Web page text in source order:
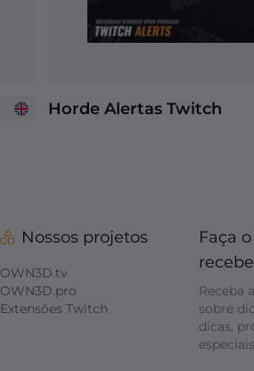
Horde Alertas Twitch
Nossos projetos
OWN3D.tv
OWN3D.pro
Extensões Twitch
Faça
Receba
sobre
dicas,